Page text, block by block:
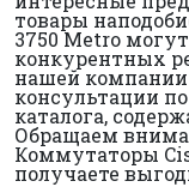
товары
3750 Metro
конкурентных
нашей компании
консультации
каталога,
Обращаем
Коммутаторы
получаете